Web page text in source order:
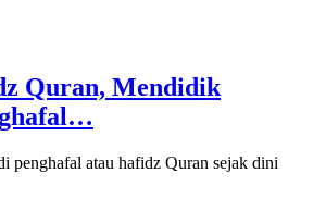
Quran, Mendidik
penghafal atau hafidz Quran sejak dini